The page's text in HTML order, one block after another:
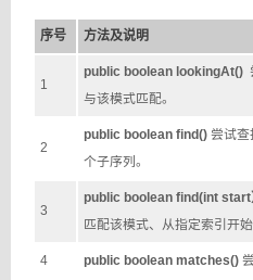
序号 方法及说明
1
public boolean lookingAt()
与该模式匹配。
2
public boolean find() 尝试查
个子序列。
3
public boolean find(int start
匹配该模式、从指定索引开
4 public boolean matches()